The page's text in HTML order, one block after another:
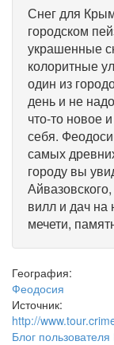
Снег для
городском
украшенные
колоритные
один из
день и не
что-то новое
себя.
самых
городу вы
вилл и дач
мечети,
География:
Феодосия
Источник:
http://
Блог